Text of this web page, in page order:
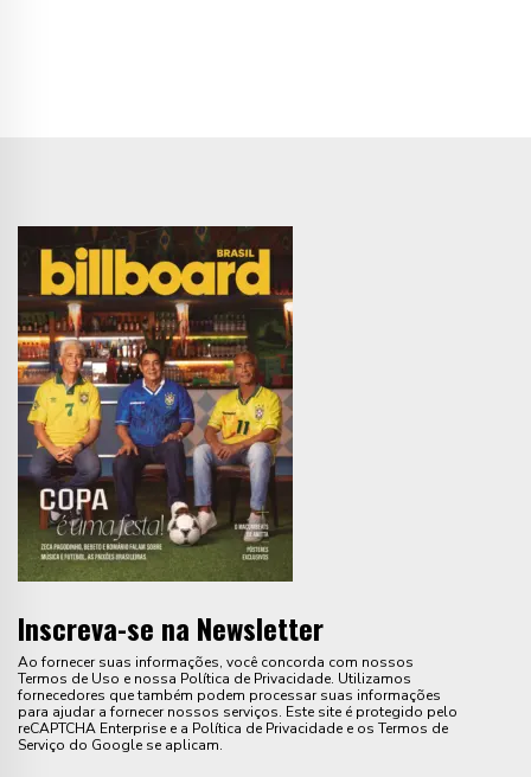
Inscreva-se na Newsletter
Ao fornecer suas informações, você concorda com nossos
Termos de Uso e nossa Política de Privacidade. Utilizamos
fornecedores que também podem processar suas informações
para ajudar a fornecer nossos serviços. Este site é protegido pelo
reCAPTCHA Enterprise e a Política de Privacidade e os Termos de
Serviço do Google se aplicam.